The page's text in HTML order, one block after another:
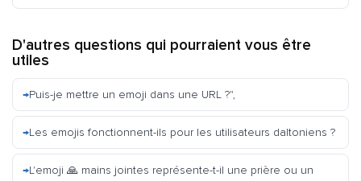
D'autres questions qui pourraient vous être
utiles
Puis-je mettre un emoji dans une URL ?",
Les emojis fonctionnent-ils pour les utilisateurs daltoniens ?
L'emoji 🙏 mains jointes représente-t-il une prière ou un